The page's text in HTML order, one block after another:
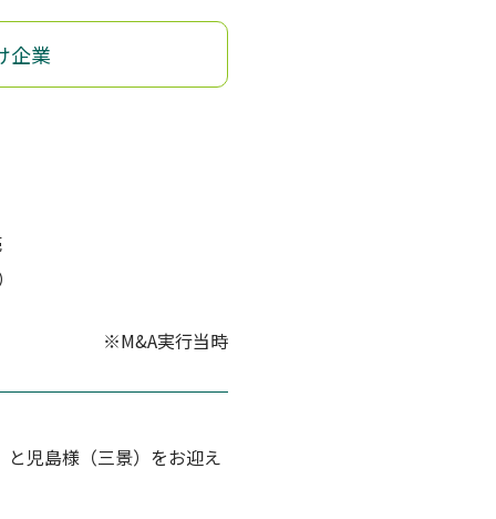
企業
※M&A実行当時
児島様（三景）をお迎え